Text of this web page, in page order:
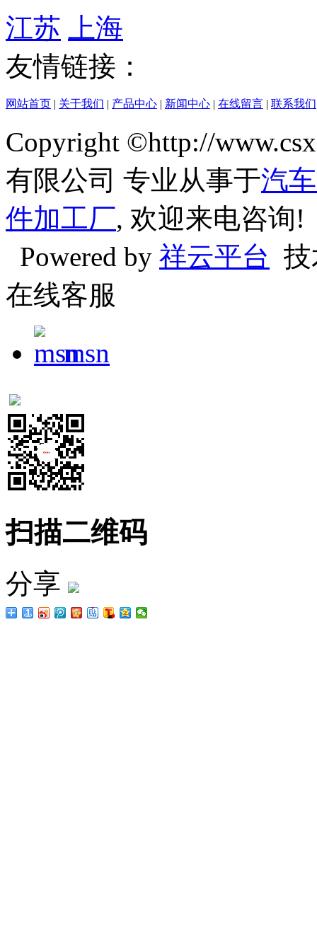
江苏
上海
友情链接：
网站首页 | 关于我们 | 产品中心 | 新闻中心 | 在线留言 | 联系我们
Copyright ©http://
有限公司 专业从事于汽
件加工厂, 欢迎来电咨询!
Powered by 祥云平台
在线客服
msn
扫描二维码
分享